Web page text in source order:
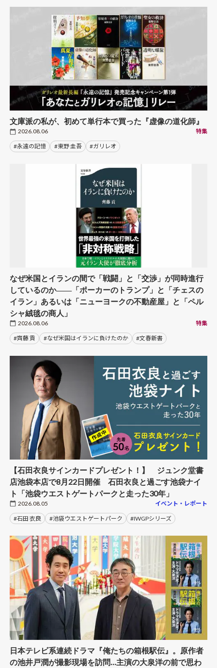
文庫派の私が、初めて単行本で買った『虚像の道化師』
2026.08.06 特集
#永遠の記憶 #東野 圭吾 #ガリレオ
なぜ米国とイランの間で「戦闘」と「交渉」が同時進行
しているのか――「ポーカーのトランプ」と「チェスの
イラン」あるいは「ニューヨークの不動産屋」と「ペル
シャ絨毯の商人」
2026.08.06 特集
#齊藤 貢 #なぜ米国はイランに負けたのか #文春新書
【石田衣良サインカードプレゼント！】 ジュンク堂書
店池袋本店で8月22日開催 石田衣良と過ごす池袋ナイ
ト「池袋ウエストゲートパークと走った30年」
2026.08.05 イベント・レポート
#石田 衣良 #池袋ウエストゲートパーク #IWGPシリーズ
日本テレビ系連続ドラマ『俺たちの箱根駅伝』。原作者
の池井戸潤が撮影現場を訪問…主演の大泉洋の前で思わ